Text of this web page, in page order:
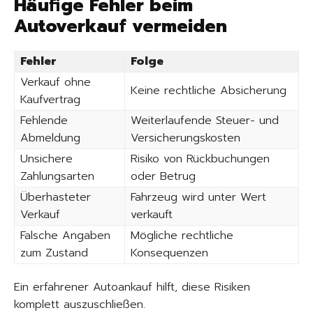
Häufige Fehler beim
Autoverkauf vermeiden
Fehler
Folge
Verkauf ohne
Kaufvertrag
Keine rechtliche Absicherung
Fehlende
Abmeldung
Weiterlaufende Steuer- und
Versicherungskosten
Unsichere
Zahlungsarten
Risiko von Rückbuchungen
oder Betrug
Überhasteter
Verkauf
Fahrzeug wird unter Wert
verkauft
Falsche Angaben
zum Zustand
Mögliche rechtliche
Konsequenzen
Ein erfahrener Autoankauf hilft, diese Risiken
komplett auszuschließen.